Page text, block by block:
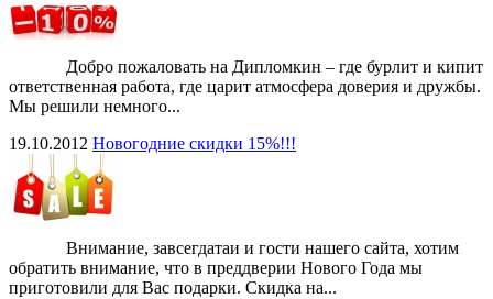
Добро пожаловать на Дипломкин – где бурлит и кипит
ответственная работа, где царит атмосфера доверия и дружбы.
Мы решили немного...
19.10.2012 Новогодние скидки 15%!!!
Внимание, завсегдатаи и гости нашего сайта, хотим
обратить внимание, что в преддверии Нового Года мы
приготовили для Вас подарки. Скидка на...